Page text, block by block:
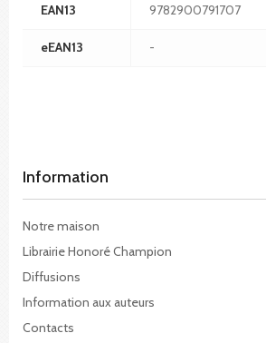
EAN13 9782900791707
eEAN13 -
Information
Notre maison
Librairie Honoré Champion
Diffusions
Information aux auteurs
Contacts